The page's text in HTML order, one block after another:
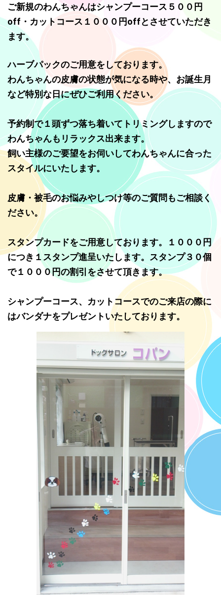
只今クリスマスキャンペーン実施中です。ハーブ歯みがきクーポ
ンをお渡しいたしております。ぜひお試し下さい。
2023.06.01
6月は虫歯予防月間です。ハーブの歯みがきで歯周病予防を。歯茎
のマッサージにもなります。
2023.05.01
今月のおすすめメニューは炭酸泉です。血行促進で健康に良く、
被毛はつるふわになります。ハーブを入れるとより効果的です。
2023.01.09
明けましておめでとうございます。本年もよろしくお願いいたし
ます。今月のおすすめはハーブ泡シャンプーです。乾燥肌や静電
気に悩まされるこの季節、お手軽にお試しいただけます。
2022.12.08
12月はクリスマスキャンペーンとしてハーブ歯みがきのサービス
クーポンをお渡ししております。
2022.11.01
おかげさまで当店は今月6周年を迎える事となりました。ご利用の
お客様には本当に感謝いたしております。11月のおすすめはハー
ブソーダスパです。心も身体もリラックスできるメニューとなっ
ておりますので是非、ご利用ください。
高温多湿の季節はハーブパックで皮ふ・被毛のケアをおすすめい
たします。臭いやベタつきにも効果的です。
日々暖かくなりお散歩の頻度も増えてくるこの季節は肉球のお手
入れをおすすめいたします。ハーブやクリーナーでのパウケアを
どうぞお試しください。
2月のおすすめメニューはハーブソーダスパです。極寒のこの季節
ふわふわ＆ポカポカになります。ぜひご利用ください。
明けましておめでとうございます。1月のおすすめメニューはハー
ブパックです。保湿ケアで静電気防止、しっとり潤います。本年
もどうぞよろしくお願いいたします。
今月２５日までクリスマスキャンペーンを実施中です。シャンプ
ーコース・カットコースのご利用で歯磨きの無料クーポンをプレ
ゼントいたします。
本日、当店は皆様のおかげで5周年を迎えることができました。心
より感謝いたします。ありがとうございます。本日より11月30日
(火)までの期間、5周年記念キャンペーンを実施しております。シ
ャンプーコース・カットコースのご利用で10%offとなります。更
に2022年1月と2月にご利用いただけるお得なクーポンをお渡しい
たします。皆様のご来店お待ちいたしております。
ご新規のわんちゃんはシャンプーコース５００円
off・カットコース１０００円offとさせていただき
ます。
ハーブパックのご用意をしております。
わんちゃんの皮膚の状態が気になる時や、 お誕生月
など特別な日にぜひご利用ください。
予約制で１頭ずつ落ち着いてトリミングしますので
わんちゃんもリラックス出来ます。
飼い主様のご要望をお伺いしてわんちゃんに合った
スタイルにいたします。
皮膚・被毛のお悩みやしつけ等のご質問もご相談く
ださい。
スタンプカードをご用意しております。１０００円
につき１スタンプ進呈いたします。スタンプ３０個
で１０００円の割引をさせて頂きます。
シャンプーコース、カットコースでのご来店の際に
はバンダナをプレゼントいたしております。